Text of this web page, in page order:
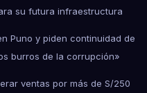
su futura infraestructura
Puno y piden continuidad de
burros de la corrupción»
ventas por más de S/250